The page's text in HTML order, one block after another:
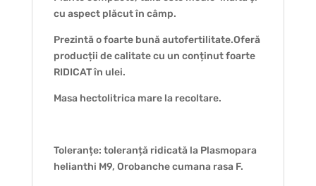
cu aspect plăcut în câmp.
Prezintă o foarte bună autofertilitate.Oferă
producții de calitate cu un conținut foarte
RIDICAT în ulei.
Masa hectolitrica mare la recoltare.
Toleranțe: toleranță ridicată la Plasmopara
helianthi M9, Orobanche cumana rasa F.